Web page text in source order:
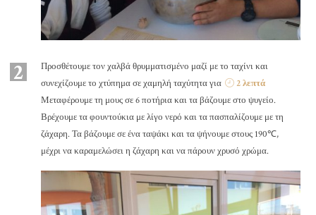
2
Προσθέτουμε τον χαλβά θρυμματισμένο μαζί με το ταχίνι και
συνεχίζουμε το χτύπημα σε χαμηλή ταχύτητα για
2 λεπτά
Μεταφέρουμε τη μους σε 6 ποτήρια και τα βάζουμε στο ψυγείο.
Βρέχουμε τα φουντούκια με λίγο νερό και τα πασπαλίζουμε με τη
ζάχαρη. Τα βάζουμε σε ένα ταψάκι και τα ψήνουμε στους 190℃,
μέχρι να καραμελώσει η ζάχαρη και να πάρουν χρυσό χρώμα.